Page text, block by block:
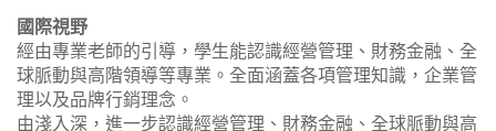
國際視野
經由專業老師的引導，學生能認識經營管理、財務金融、全
球脈動與高階領導等專業。全面涵蓋各項管理知識，企業管
理以及品牌行銷理念。
由淺入深，進一步認識經營管理、財務金融、全球脈動與高